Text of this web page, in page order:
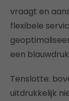
vraagt en
flexibele
een
Tenslotte:
uitdrukkelijk